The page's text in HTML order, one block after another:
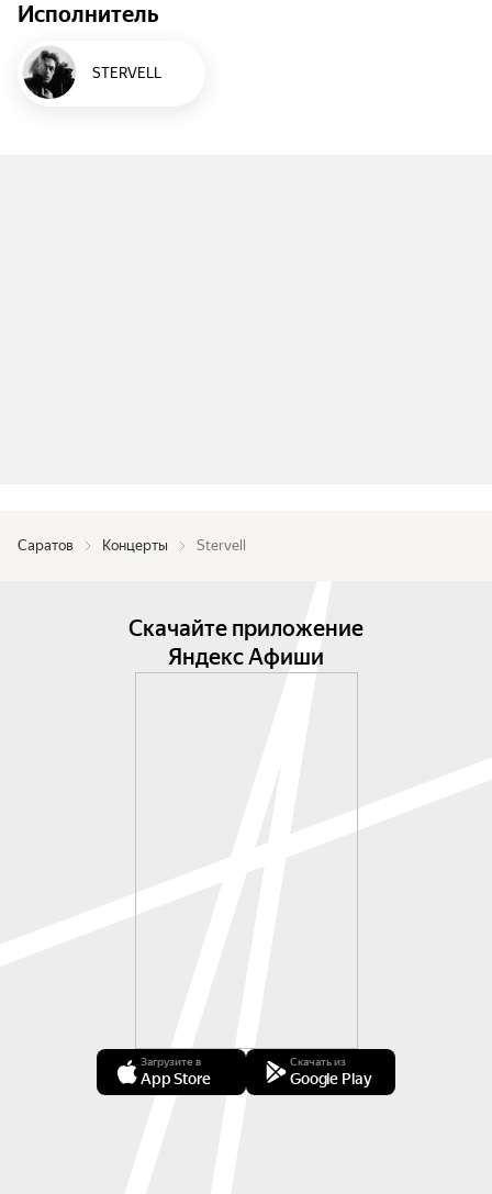
Исполнитель
STERVELL
Саратов Концерты Stervell
Скачайте приложение
Яндекс Афиши
Загрузите в
App Store
Скачать из
Google Play